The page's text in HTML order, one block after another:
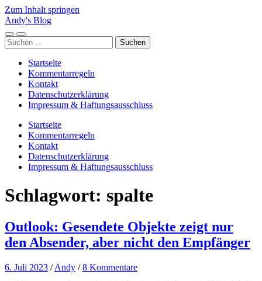
Zum Inhalt springen
Andy's Blog
Mobile-
Menü
Suchfeld
ein-/ausblenden
Suchen
nach:
Startseite
Kommentarregeln
Kontakt
Datenschutzerklärung
Impressum & Haftungsausschluss
Startseite
Kommentarregeln
Kontakt
Datenschutzerklärung
Impressum & Haftungsausschluss
Schlagwort: spalte
Outlook: Gesendete Objekte zeigt nur
den Absender, aber nicht den Empfänger
6. Juli 2023 /Andy /8 Kommentare